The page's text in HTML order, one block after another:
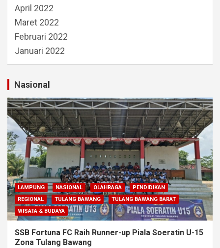
April 2022
Maret 2022
Februari 2022
Januari 2022
Nasional
LAMPUNG NASIONAL OLAHRAGA
PENDIDIKAN
REGIONAL
TULANG BAWANG
TULANG BAWANG BARAT
WISATA & BUDAYA
SSB Fortuna FC Raih Runner-up Piala Soeratin U-15
Zona Tulang Bawang